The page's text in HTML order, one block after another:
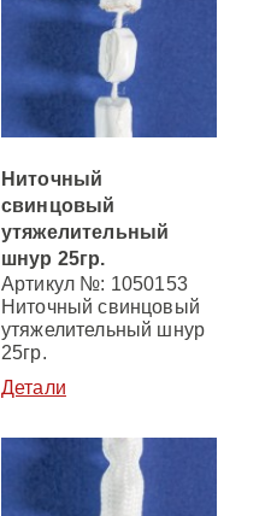
Ниточный
свинцовый
утяжелительный
шнур 25гр.
Артикул №: 1050153
Ниточный свинцовый
утяжелительный шнур
25гр.
Детали